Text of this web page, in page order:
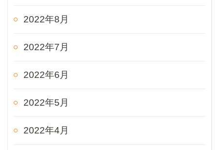
2022年8月
2022年7月
2022年6月
2022年5月
2022年4月